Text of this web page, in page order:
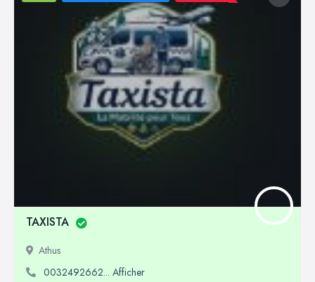
TAXISTA
Athus
0032492662... Afficher